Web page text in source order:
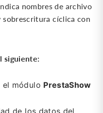
nombres de archivo
cíclica con
siguiente:
el módulo PrestaShow